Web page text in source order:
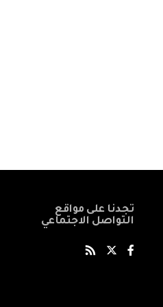
تجدنا على مواقع
التواصل الاجتماعي